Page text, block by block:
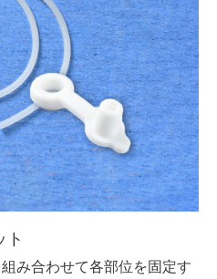
ト
み合わせて各部位を固定す